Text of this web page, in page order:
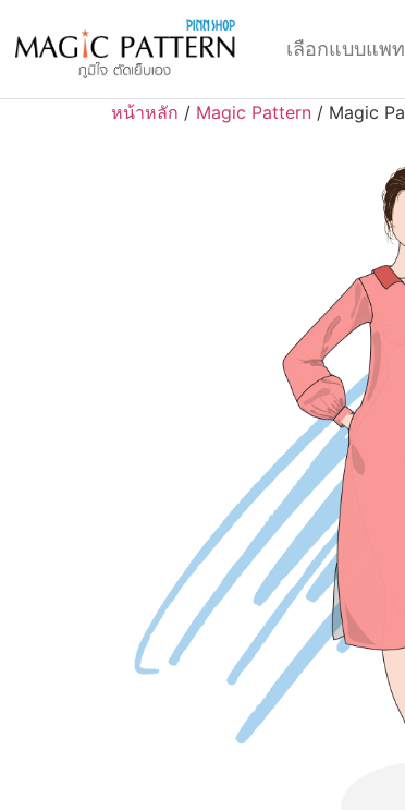
เลือกแบบแพ
หน้าหลัก / Magic Pattern / Magic